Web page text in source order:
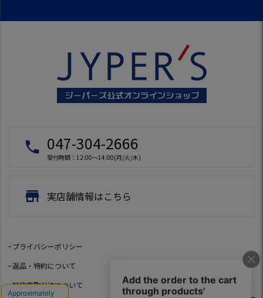
local_phone 047-304-2666
受付時間：12:00～14:00(月/火/木)
store 実店舗情報はこちら
プライバシーポリシー
返品・特約について
特定商取引法について